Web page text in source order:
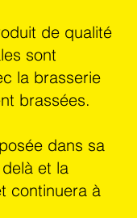
de qualité
sont
la brasserie
brassées.
dans sa
et la
continuera à